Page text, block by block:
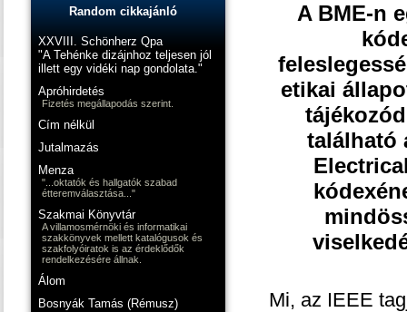
Random cikkajánló
XXVIII. Schönherz Qpa
"A Tehénke dizájnhoz teljesen jól
illett egy vidéki nap gondolata."
Apróhirdetés
Fizetés megállapodás szerint.
Cím nélkül
Jutalmazás
Menza
"...oktatók és hallgatók szabad
étteremválasztása..."
Szakmai Könyvtár
A villamosmérnöki és informatikai
szakkönyvek mellett katalógusok és
szakfolyóiratok is az érdeklődők
rendelkezésére állnak.
Álom
Bosnyák Tamás (Rémusz)
A BME-n
etikai
található
Mi, az IEEE